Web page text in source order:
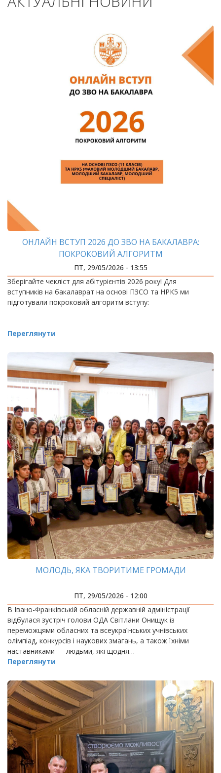
ОНЛАЙН ВСТУП 2026 ДО ЗВО НА БАКАЛАВРА:
ПОКРОКОВИЙ АЛГОРИТМ
ПТ, 29/05/2026 - 13:55
Зберігайте чекліст для абітурієнтів 2026 року! Для
вступників на бакалаврат на основі ПЗСО та НРК5 ми
підготували покроковий алгоритм вступу:
Переглянути
МОЛОДЬ, ЯКА ТВОРИТИМЕ ГРОМАДИ
ПТ, 29/05/2026 - 12:00
В Івано-Франківській обласній державній адміністрації
відбулася зустріч голови ОДА Світлани Онищук із
переможцями обласних та всеукраїнських учнівських
олімпіад, конкурсів і наукових змагань, а також їхніми
наставниками — людьми, які щодня…
Переглянути